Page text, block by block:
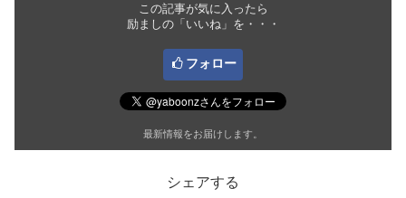
この記事が気に入ったら
励ましの「いいね」を・・・
フォロー
最新情報をお届けします。
シェアする